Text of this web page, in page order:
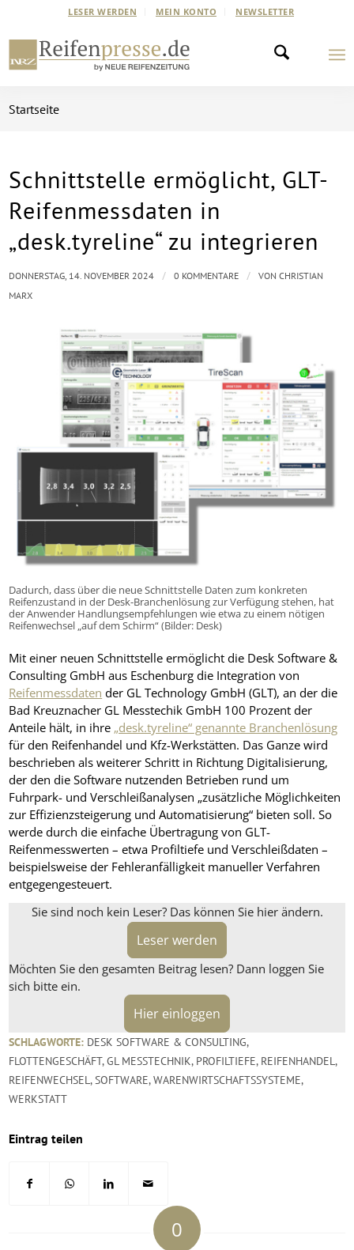
LESER WERDEN MEIN KONTO NEWSLETTER
Startseite
Schnittstelle ermöglicht, GLT-
Reifenmessdaten in
„desk.tyreline“ zu integrieren
Dadurch, dass über die neue Schnittstelle Daten zum konkreten
Reifenzustand in der Desk-Branchenlösung zur Verfügung stehen, hat
der Anwender Handlungsempfehlungen wie etwa zu einem nötigen
Reifenwechsel „auf dem Schirm“ (Bilder: Desk)
Mit einer neuen Schnittstelle ermöglicht die Desk Software &
Consulting GmbH aus Eschenburg die Integration von
Reifenmessdaten der GL Technology GmbH (GLT), an der die
Bad Kreuznacher GL Messtechik GmbH 100 Prozent der
Anteile hält, in ihre „desk.tyreline“ genannte Branchenlösung
für den Reifenhandel und Kfz-Werkstätten. Das Ganze wird
beschrieben als weiterer Schritt in Richtung Digitalisierung,
der den die Software nutzenden Betrieben rund um
Fuhrpark- und Verschleißanalysen „zusätzliche Möglichkeiten
zur Effizienzsteigerung und Automatisierung“ bieten soll. So
werde durch die einfache Übertragung von GLT-
Reifenmesswerten – etwa Profiltiefe und Verschleißdaten –
beispielsweise der Fehleranfälligkeit manueller Verfahren
entgegengesteuert.
Sie sind noch kein Leser? Das können Sie hier ändern.
Leser werden
Möchten Sie den gesamten Beitrag lesen? Dann loggen Sie
sich bitte ein.
Hier einloggen
DONNERSTAG, 14. NOVEMBER 2024 / 0 KOMMENTARE / VONCHRISTIAN
MARX
SCHLAGWORTE: DESK SOFTWARE & CONSULTING,
FLOTTENGESCHÄFT,GL MESSTECHNIK, PROFILTIEFE, REIFENHANDEL,
REIFENWECHSEL,SOFTWARE,WARENWIRTSCHAFTSSYSTEME,
WERKSTATT
Eintrag teilen
0